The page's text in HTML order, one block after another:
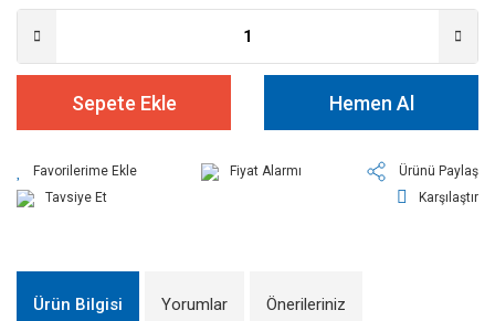
Sepete Ekle Hemen Al
Fiyat Alarmı
Ürünü Paylaş
Tavsiye Et
Karşılaştır
Ürün Bilgisi Yorumlar Önerileriniz